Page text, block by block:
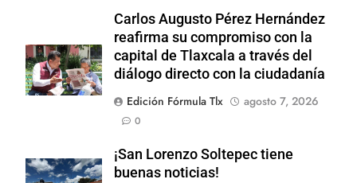
Carlos Augusto Pérez Hernández
reafirma su compromiso con la
capital de Tlaxcala a través del
diálogo directo con la ciudadanía
Edición Fórmula Tlx
agosto 7, 2026
0
¡San Lorenzo Soltepec tiene
buenas noticias!